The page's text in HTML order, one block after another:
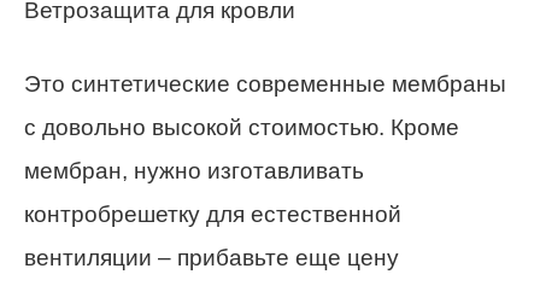
Ветрозащита для кровли
Это синтетические современные мембраны
с довольно высокой стоимостью. Кроме
мембран, нужно изготавливать
контробрешетку для естественной
вентиляции – прибавьте еще цену